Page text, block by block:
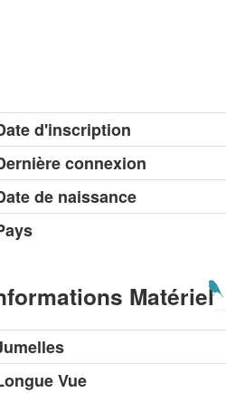
d'inscription
connexion
de naissance
Matériel
Vue